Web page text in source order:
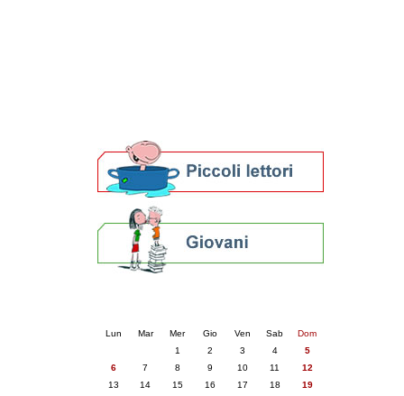
Lun Mar Mer Gio Ven Sab
Dom
1
2 3 4
5
6
7 8 9 10 11
12
13
14 15 16 17 18
19